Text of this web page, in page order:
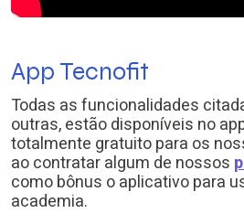
App Tecnofit
Todas as funcionalidades
outras, estão disponíveis no
totalmente gratuito para os
ao contratar algum de nossos
como bônus o aplicativo para
academia.